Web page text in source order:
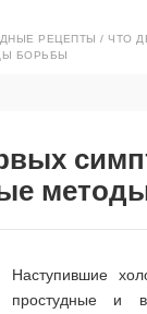
РЕЦЕПТЫ / ЧТО
БОРЬБЫ
Наступившие
простудные и